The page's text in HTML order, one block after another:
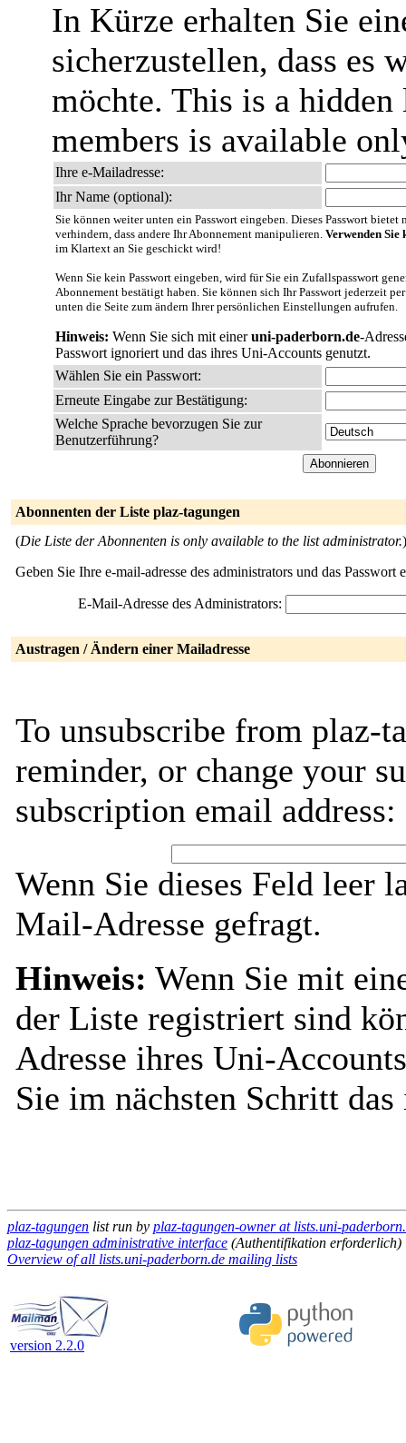
In Kürze erhalten Sie
sicherzustellen, dass es
möchte. This is a
members is available
Ihre e-Mailadresse:
Ihr Name (optional):
Sie können weiter unten ein Passwort eingeben. Dieses Passwort
verhindern, dass andere Ihr Abonnement manipulieren. Verwenden Sie
im Klartext an Sie geschickt wird!
Wenn Sie kein Passwort eingeben, wird für Sie ein Zufallspasswort
Abonnement bestätigt haben. Sie können sich Ihr Passwort jederzeit
unten die Seite zum ändern Ihrer persönlichen Einstellungen aufrufen.
Hinweis: Wenn Sie sich mit eineruni-paderborn.de-
Passwort ignoriert und das ihres Uni-Accounts genutzt.
Wählen Sie ein Passwort:
Erneute Eingabe zur Bestätigung:
Welche Sprache bevorzugen Sie zur
Benutzerführung?
Abonnenten der Liste plaz-tagungen
(Die Liste der Abonnenten is only available to the list administrator.)
Geben Sie Ihre e-mail-adresse des administrators und das
E-Mail-Adresse des Administrators:
Austragen / Ändern einer Mailadresse
To unsubscribe from plaz-
reminder, or change your
subscription email address:
Wenn Sie dieses Feld leer
Mail-Adresse gefragt.
Hinweis: Wenn Sie mit
der Liste registriert sind
Adresse ihres Uni-
Sie im nächsten Schritt
plaz-tagungen list run by plaz-tagungen-owner at lists.uni-
plaz-tagungen administrative interface (Authentifikation erforderlich)
Overview of all lists.uni-paderborn.de mailing lists
version 2.2.0